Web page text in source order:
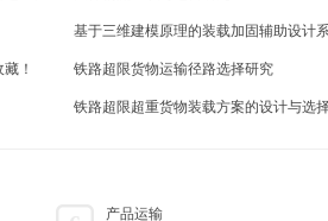
！
基于三维建模原理的装载加固辅助设计
铁路超限货物运输径路选择研究
铁路超限超重货物装载方案的设计与选
产品运输